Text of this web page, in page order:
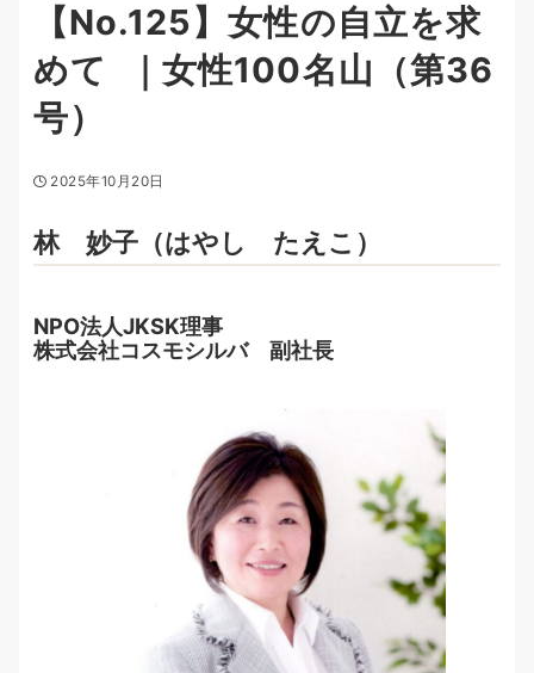
【No.125】女性の自立を求
めて ｜女性100名山（第36
号）
2025年10月20日
林 妙子（はやし たえこ）
NPO法人JKSK理事
株式会社コスモシルバ 副社長